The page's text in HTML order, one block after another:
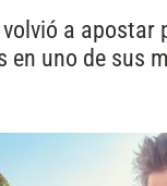
a apostar
en uno de sus